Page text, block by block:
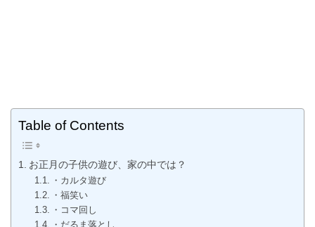
Table of Contents
お正月の子供の遊び、家の中では？
・カルタ遊び
・福笑い
・コマ回し
・だるま落とし